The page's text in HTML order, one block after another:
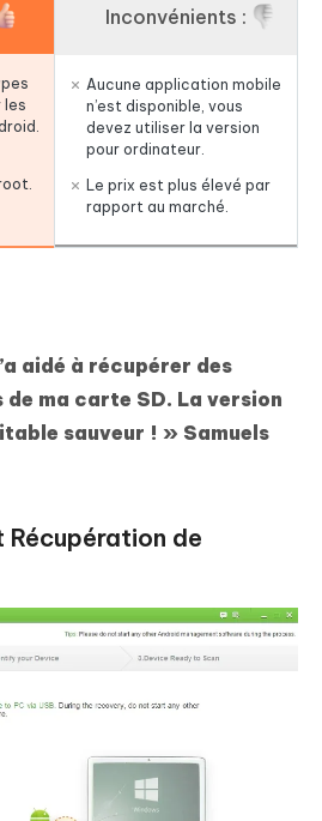
les
Inconvénients :
Aucune application mobile
n’est disponible, vous
devez utiliser la version
pour ordinateur.
Le prix est plus élevé par
rapport au marché.
aidé à récupérer des
ma carte SD. La version
sauveur ! » Samuels
de